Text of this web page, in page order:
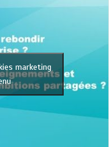
marketing